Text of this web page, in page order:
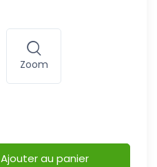
Zoom
Ajouter au panier